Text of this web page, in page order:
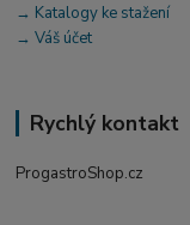
→ Katalogy ke stažení
→ Váš účet
Rychlý kontakt
ProgastroShop.cz